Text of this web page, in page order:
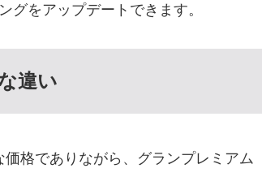
グをアップデートできます。
違い
格でありながら、グランプレミアム